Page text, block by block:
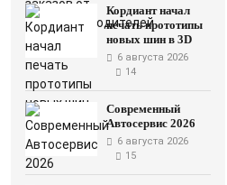
Кордиант начал
печать прототипы
новых шин в 3D
6 августа 2026
14
Современный
Автосервис 2026
6 августа 2026
15